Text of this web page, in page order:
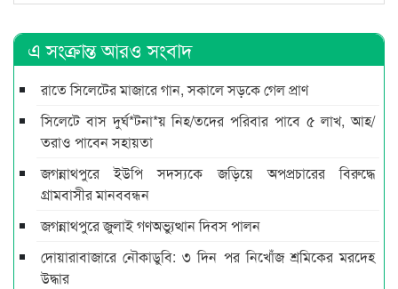
এ সংক্রান্ত আরও সংবাদ
রাতে সিলেটের মাজারে গান, সকালে সড়কে গেল প্রাণ
সিলেটে বাস দুর্ঘ*টনা*য় নিহ/তদের পরিবার পাবে ৫ লাখ, আহ/
তরাও পাবেন সহায়তা
জগন্নাথপুরে ইউপি সদস্যকে জড়িয়ে অপপ্রচারের বিরুদ্ধে
গ্রামবাসীর মানববন্ধন
জগন্নাথপুরে জুলাই গণঅভ্যুত্থান দিবস পালন
দোয়ারাবাজারে নৌকাডুবি: ৩ দিন পর নিখোঁজ শ্রমিকের মরদেহ
উদ্ধার